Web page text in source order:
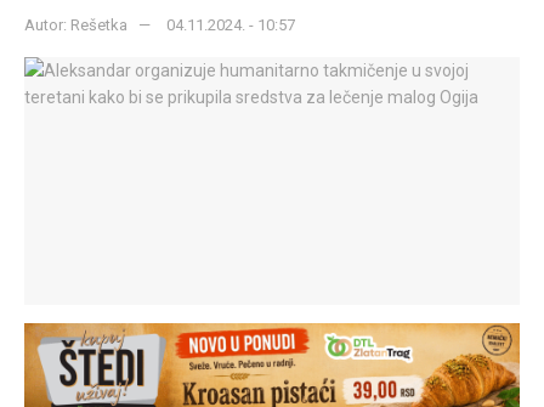
Autor: Rešetka 04.11.2024. - 10:57